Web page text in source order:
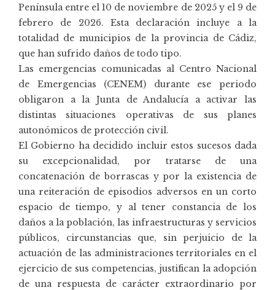
Península entre el 10 de noviembre de 2025 y el 9 de
febrero de 2026. Esta declaración incluye a la
totalidad de municipios de la provincia de Cádiz,
que han sufrido daños de todo tipo.
Las emergencias comunicadas al Centro Nacional
de Emergencias (CENEM) durante ese periodo
obligaron a la Junta de Andalucía a activar las
distintas situaciones operativas de sus planes
autonómicos de protección civil.
El Gobierno ha decidido incluir estos sucesos dada
su excepcionalidad, por tratarse de una
concatenación de borrascas y por la existencia de
una reiteración de episodios adversos en un corto
espacio de tiempo, y al tener constancia de los
daños a la población, las infraestructuras y servicios
públicos, circunstancias que, sin perjuicio de la
actuación de las administraciones territoriales en el
ejercicio de sus competencias, justifican la adopción
de una respuesta de carácter extraordinario por